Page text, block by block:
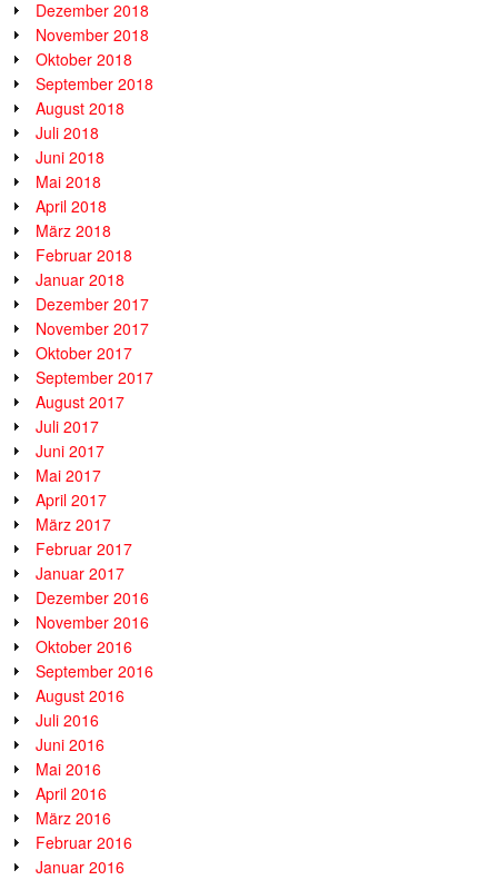
Dezember 2018
November 2018
Oktober 2018
September 2018
August 2018
Juli 2018
Juni 2018
Mai 2018
April 2018
März 2018
Februar 2018
Januar 2018
Dezember 2017
November 2017
Oktober 2017
September 2017
August 2017
Juli 2017
Juni 2017
Mai 2017
April 2017
März 2017
Februar 2017
Januar 2017
Dezember 2016
November 2016
Oktober 2016
September 2016
August 2016
Juli 2016
Juni 2016
Mai 2016
April 2016
März 2016
Februar 2016
Januar 2016